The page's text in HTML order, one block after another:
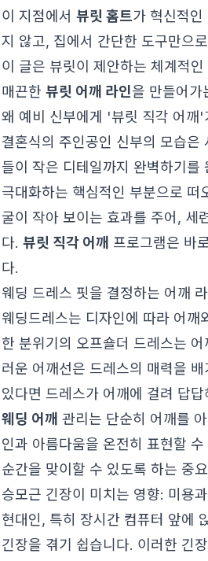
이 지점에서 뷰릿 홈트가 혁신적
지 않고, 집에서 간단한 도구만으
이 글은 뷰릿이 제안하는 체계적
매끈한 뷰릿 어깨 라인을 만들어가
왜 예비 신부에게 '뷰릿 직각 어깨'
결혼식의 주인공인 신부의 모습
들이 작은 디테일까지 완벽하기
극대화하는 핵심적인 부분으로
굴이 작아 보이는 효과를 주어, 세
다. 뷰릿 직각 어깨 프로그램은 바
다.
웨딩 드레스 핏을 결정하는 어깨
웨딩드레스는 디자인에 따라 어깨
한 분위기의 오프숄더 드레스는
러운 어깨선은 드레스의 매력을
있다면 드레스가 어깨에 걸려 답
웨딩 어깨 관리는 단순히 어깨를
인과 아름다움을 온전히 표현할
순간을 맞이할 수 있도록 하는 중
승모근 긴장이 미치는 영향: 미용
현대인, 특히 장시간 컴퓨터 앞에
긴장을 겪기 쉽습니다. 이러한 긴